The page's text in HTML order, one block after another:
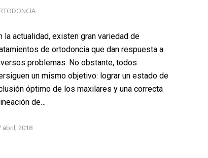
la actualidad, existen gran variedad de
de ortodoncia que dan respuesta a
problemas. No obstante, todos
un mismo objetivo: lograr un estado de
óptimo de los maxilares y una correcta
de…
abril, 2018